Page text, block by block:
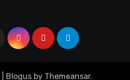
Blogus by Themeansar.